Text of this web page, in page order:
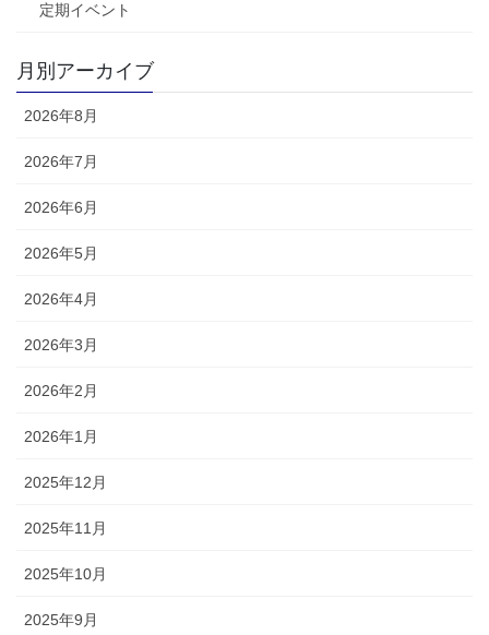
定期イベント
月別アーカイブ
2026年8月
2026年7月
2026年6月
2026年5月
2026年4月
2026年3月
2026年2月
2026年1月
2025年12月
2025年11月
2025年10月
2025年9月